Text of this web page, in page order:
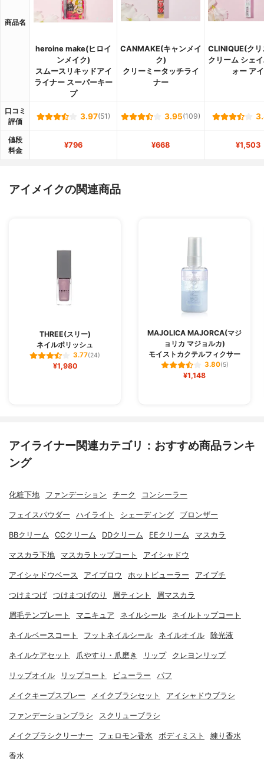
商品名
heroine make(ヒロイ
ンメイク)
スムースリキッドアイ
ライナー スーパーキー
プ
CANMAKE(キャンメイ
ク)
クリーミータッチライ
ナー
CLINIQUE(ク
クリーム シェ
ォー アイ
口コミ
評価
3.97(51) 3.95(109)
値段
料金
¥796 ¥668 ¥1,503
アイメイクの関連商品
THREE(スリー)
ネイルポリッシュ
3.77(24)
¥1,980
MAJOLICA MAJORCA(マジ
ョリカ マジョルカ)
モイストカクテルフィクサー
3.80(5)
¥1,148
アイライナー関連カテゴリ：おすすめ商品ランキ
ング
化粧下地 ファンデーション チーク コンシーラー
フェイスパウダー ハイライト シェーディング ブロンザー
BBクリーム CCクリーム DDクリーム EEクリーム マスカラ
マスカラ下地 マスカラトップコート アイシャドウ
アイシャドウベース アイブロウ ホットビューラー アイプチ
つけまつげ つけまつげのり 眉ティント 眉マスカラ
眉毛テンプレート マニキュア ネイルシール ネイルトップコート
ネイルベースコート フットネイルシール ネイルオイル 除光液
ネイルケアセット 爪やすり・爪磨き リップ クレヨンリップ
リップオイル リップコート ビューラー パフ
メイクキープスプレー メイクブラシセット アイシャドウブラシ
ファンデーションブラシ スクリューブラシ
メイクブラシクリーナー フェロモン香水 ボディミスト 練り香水
香水